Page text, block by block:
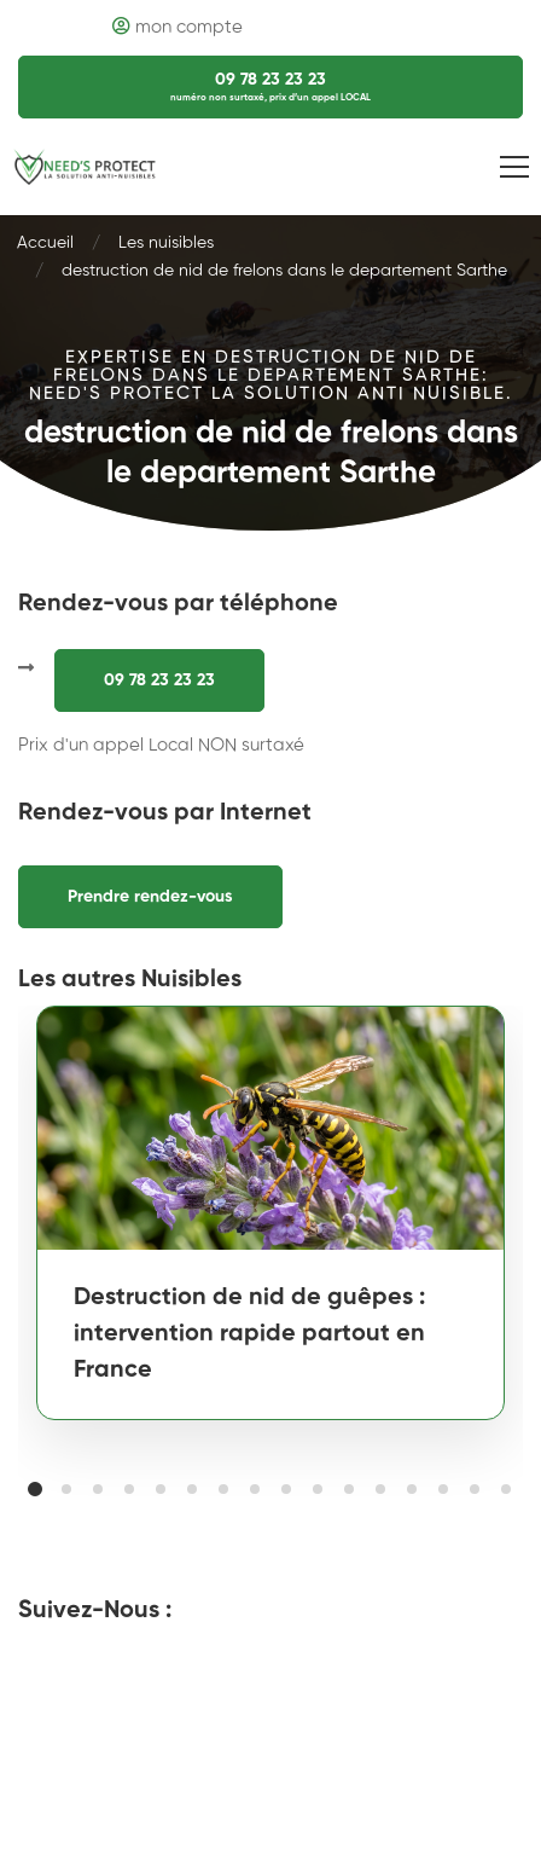
mon compte
09 78 23 23 23
numéro non surtaxé, prix d’un appel LOCAL
Accueil
Les nuisibles
destruction de nid de frelons dans le departement Sarthe
EXPERTISE EN DESTRUCTION DE NID DE
FRELONS DANS LE DEPARTEMENT SARTHE:
NEED'S PROTECT LA SOLUTION ANTI NUISIBLE.
destruction de nid de frelons dans
le departement Sarthe
Rendez-vous par téléphone
09 78 23 23 23
Prix d'un appel Local NON surtaxé
Rendez-vous par Internet
Prendre rendez-vous
Les autres Nuisibles
Destruction de nid de guêpes :
intervention rapide partout en
France
Suivez-Nous :